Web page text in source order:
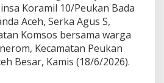
d
a
P
e
r
k
Koramil 10/Peukan Bada
Aceh, Serka Agus S,
Komsos bersama warga
Kecamatan Peukan
Besar, Kamis (18/6/2026).